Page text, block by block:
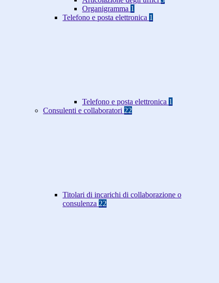
Organigramma 1
Telefono e posta elettronica 1
Telefono e posta elettronica 1
Consulenti e collaboratori 22
Titolari di incarichi di collaborazione o
consulenza 22